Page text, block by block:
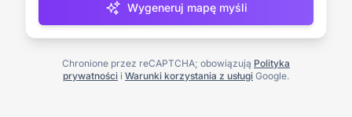
Wygeneruj mapę myśli
Chronione przez reCAPTCHA; obowiązują Polityka
prywatności i Warunki korzystania z usługi Google.